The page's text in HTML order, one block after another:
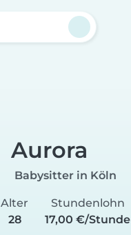
Aurora
Babysitter in Köln
Alter
28
Stundenlohn
17,00 €/Stunde